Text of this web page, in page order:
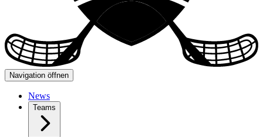
Navigation öffnen
News
Teams